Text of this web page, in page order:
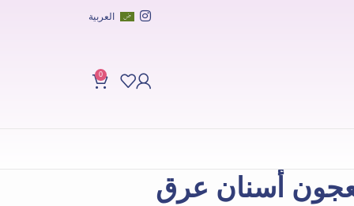
العربية
0
أسنان عرق